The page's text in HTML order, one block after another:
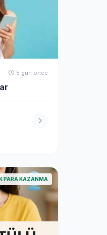
5 gün önce
PARA KAZANMA